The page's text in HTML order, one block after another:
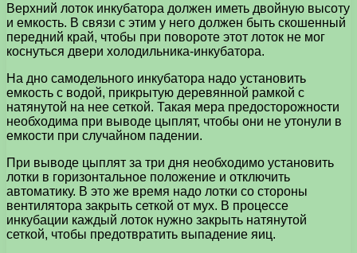
Верхний лоток инкубатора должен иметь двойную высоту
и емкость. В связи с этим у него должен быть скошенный
передний край, чтобы при повороте этот лоток не мог
коснуться двери холодильника-инкубатора.
На дно самодельного инкубатора надо установить
емкость с водой, прикрытую деревянной рамкой с
натянутой на нее сеткой. Такая мера предосторожности
необходима при выводе цыплят, чтобы они не утонули в
емкости при случайном падении.
При выводе цыплят за три дня необходимо установить
лотки в горизонтальное положение и отключить
автоматику. В это же время надо лотки со стороны
вентилятора закрыть сеткой от мух. В процессе
инкубации каждый лоток нужно закрыть натянутой
сеткой, чтобы предотвратить выпадение яиц.